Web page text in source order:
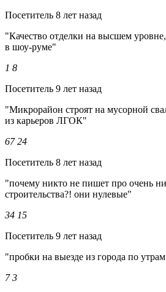
Посетитель 8 лет назад
"Качество отделки на высшем
в шоу-руме"
1 8
Посетитель 9 лет назад
"Микрорайон строят на мусорной
из карьеров ЛГОК"
67 24
Посетитель 8 лет назад
"почему никто не пишет про очень
строительства?! они нулевые"
34 15
Посетитель 9 лет назад
"пробки на выезде из города по
7 3